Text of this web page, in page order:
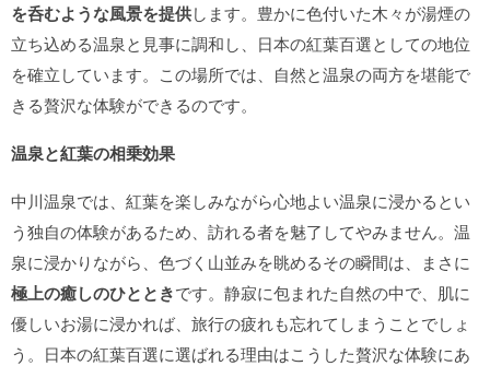
を呑むような風景を提供します。豊かに色付いた木々が湯煙の
立ち込める温泉と見事に調和し、日本の紅葉百選としての地位
を確立しています。この場所では、自然と温泉の両方を堪能で
きる贅沢な体験ができるのです。
温泉と紅葉の相乗効果
中川温泉では、紅葉を楽しみながら心地よい温泉に浸かるとい
う独自の体験があるため、訪れる者を魅了してやみません。温
泉に浸かりながら、色づく山並みを眺めるその瞬間は、まさに
極上の癒しのひとときです。静寂に包まれた自然の中で、肌に
優しいお湯に浸かれば、旅行の疲れも忘れてしまうことでしょ
う。日本の紅葉百選に選ばれる理由はこうした贅沢な体験にあ